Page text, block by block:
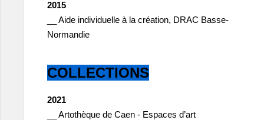
2015
__ Aide individuelle à la création, DRAC Basse-
Normandie
COLLECTIONS
2021
__ Artothèque de Caen - Espaces d’art